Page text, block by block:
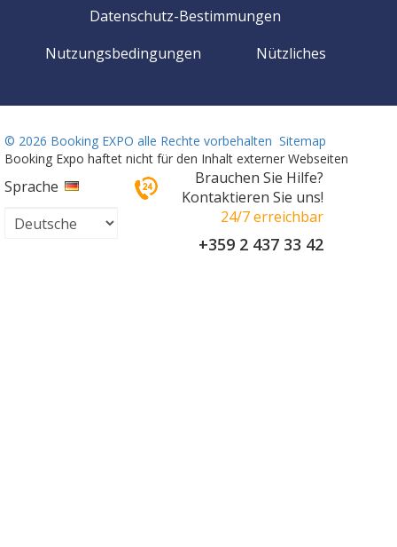
Datenschutz-Bestimmungen
Nutzungsbedingungen
Nützliches
© 2026 Booking EXPO alle Rechte vorbehalten Sitemap
Booking Expo haftet nicht für den Inhalt externer Webseiten
Sprache
Brauchen Sie Hilfe?
Kontaktieren Sie uns!
24/7 erreichbar
+359 2 437 33 42